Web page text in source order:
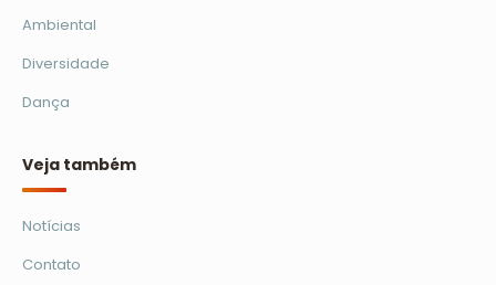
Ambiental
Diversidade
Dança
Veja também
Notícias
Contato